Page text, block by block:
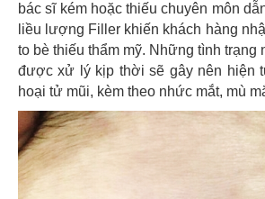
bác sĩ kém hoặc thiếu chuyên môn
liều lượng Filler khiến khách hàng
to bè thiếu thẩm mỹ. Những tình trạng
được xử lý kịp thời sẽ gây nên hiện
hoại tử mũi, kèm theo nhức mắt, mù